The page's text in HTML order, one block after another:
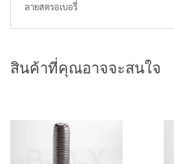
ลายสตรอเบอรี่
สินค้าที่คุณอาจจะสนใจ